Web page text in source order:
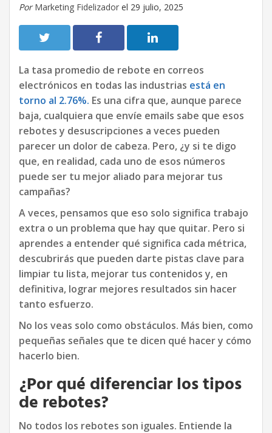
Por Marketing Fidelizador el 29 julio, 2025
La tasa promedio de rebote en correos
electrónicos en todas las industrias está en
torno al 2.76%. Es una cifra que, aunque parece
baja, cualquiera que envíe emails sabe que esos
rebotes y desuscripciones a veces pueden
parecer un dolor de cabeza. Pero, ¿y si te digo
que, en realidad, cada uno de esos números
puede ser tu mejor aliado para mejorar tus
campañas?
A veces, pensamos que eso solo significa trabajo
extra o un problema que hay que quitar. Pero si
aprendes a entender qué significa cada métrica,
descubrirás que pueden darte pistas clave para
limpiar tu lista, mejorar tus contenidos y, en
definitiva, lograr mejores resultados sin hacer
tanto esfuerzo.
No los veas solo como obstáculos. Más bien, como
pequeñas señales que te dicen qué hacer y cómo
hacerlo bien.
¿Por qué diferenciar los tipos
de rebotes?
No todos los rebotes son iguales. Entiende la